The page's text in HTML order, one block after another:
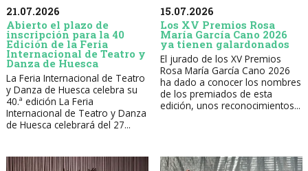
21.07.2026
Abierto el plazo de
inscripción para la 40
Edición de la Feria
Internacional de Teatro y
Danza de Huesca
La Feria Internacional de Teatro
y Danza de Huesca celebra su
40.ª edición La Feria
Internacional de Teatro y Danza
de Huesca celebrará del 27...
15.07.2026
Los XV Premios Rosa
María García Cano 2026
ya tienen galardonados
El jurado de los XV Premios
Rosa María García Cano 2026
ha dado a conocer los nombres
de los premiados de esta
edición, unos reconocimientos...